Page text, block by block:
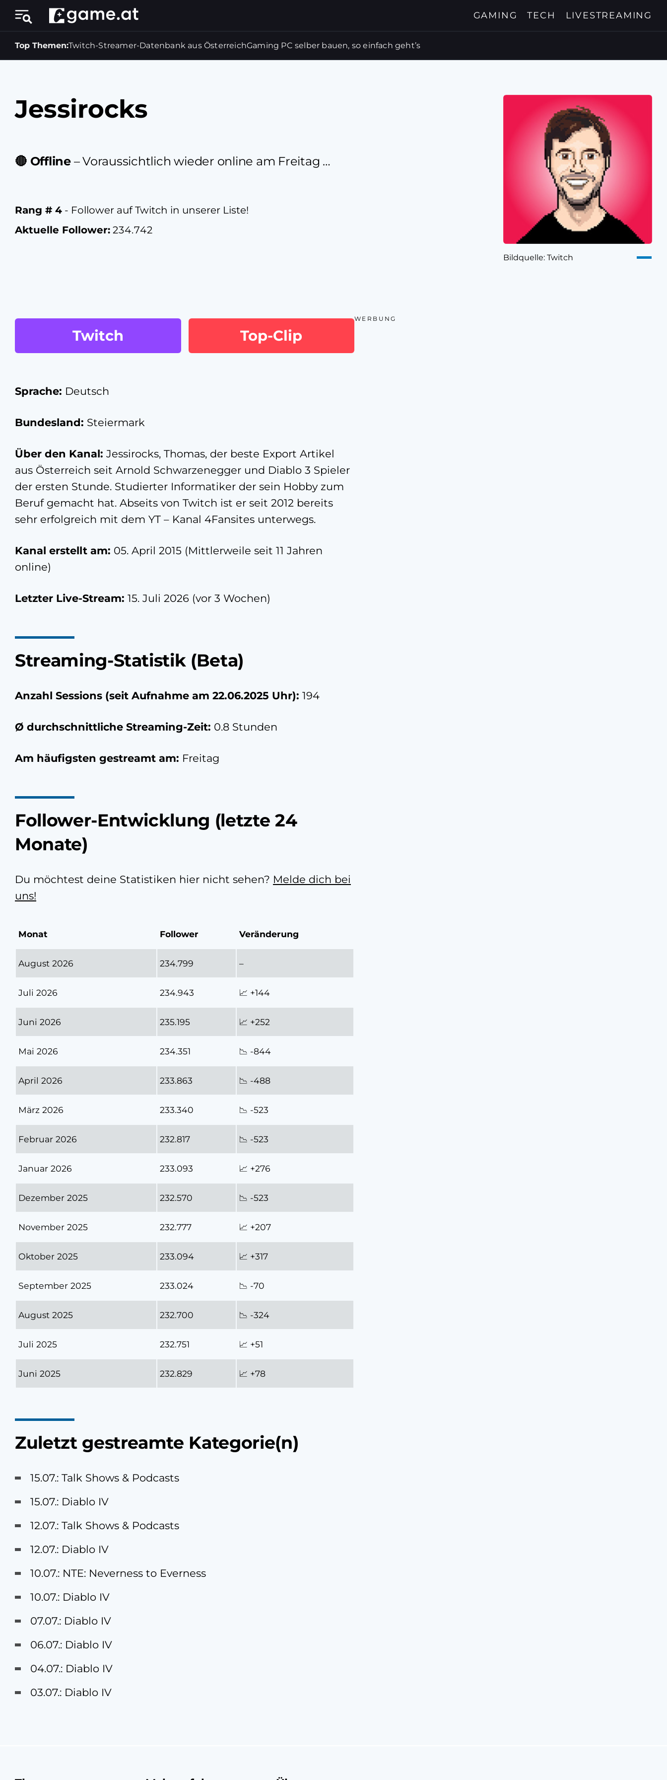
GAMING TECH LIVESTREAMING
Top Themen:Twitch-Streamer-Datenbank aus ÖsterreichGaming PC selber bauen, so einfach geht’s
Jessirocks
🔴 Offline– Voraussichtlich wieder online am Freitag …
Rang # 4 - Follower auf Twitch in unserer Liste!
Aktuelle Follower: 234.742
Bildquelle: Twitch
Twitch Top-Clip
Sprache: Deutsch
Bundesland: Steiermark
Über den Kanal: Jessirocks, Thomas, der beste Export Artikel
aus Österreich seit Arnold Schwarzenegger und Diablo 3 Spieler
der ersten Stunde. Studierter Informatiker der sein Hobby zum
Beruf gemacht hat. Abseits von Twitch ist er seit 2012 bereits
sehr erfolgreich mit dem YT – Kanal 4Fansites unterwegs.
Kanal erstellt am: 05. April 2015 (Mittlerweile seit 11 Jahren
online)
Letzter Live-Stream: 15. Juli 2026 (vor 3 Wochen)
Streaming-Statistik (Beta)
Anzahl Sessions (seit Aufnahme am 22.06.2025 Uhr): 194
Ø durchschnittliche Streaming-Zeit: 0.8 Stunden
Am häufigsten gestreamt am: Freitag
Follower-Entwicklung (letzte 24
Monate)
Du möchtest deine Statistiken hier nicht sehen? Melde dich bei
uns!
Monat Follower Veränderung
August 2026 234.799 –
Juli 2026 234.943 📈 +144
Juni 2026 235.195 📈 +252
Mai 2026 234.351 📉 -844
April 2026 233.863 📉 -488
März 2026 233.340 📉 -523
Februar 2026 232.817 📉 -523
Januar 2026 233.093 📈 +276
Dezember 2025 232.570 📉 -523
November 2025 232.777 📈 +207
Oktober 2025 233.094 📈 +317
September 2025 233.024 📉 -70
August 2025 232.700 📉 -324
Juli 2025 232.751 📈 +51
Juni 2025 232.829 📈 +78
Zuletzt gestreamte Kategorie(n)
15.07.: Talk Shows & Podcasts
15.07.: Diablo IV
12.07.: Talk Shows & Podcasts
12.07.: Diablo IV
10.07.: NTE: Neverness to Everness
10.07.: Diablo IV
07.07.: Diablo IV
06.07.: Diablo IV
04.07.: Diablo IV
03.07.: Diablo IV
WERBUNG